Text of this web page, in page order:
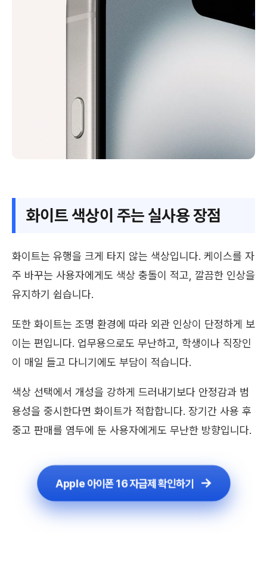
화이트 색상이 주는 실사용 장점
화이트는 유행을 크게 타지 않는 색상입니다. 케이스를 자
주 바꾸는 사용자에게도 색상 충돌이 적고, 깔끔한 인상을
유지하기 쉽습니다.
또한 화이트는 조명 환경에 따라 외관 인상이 단정하게 보
이는 편입니다. 업무용으로도 무난하고, 학생이나 직장인
이 매일 들고 다니기에도 부담이 적습니다.
색상 선택에서 개성을 강하게 드러내기보다 안정감과 범
용성을 중시한다면 화이트가 적합합니다. 장기간 사용 후
중고 판매를 염두에 둔 사용자에게도 무난한 방향입니다.
Apple 아이폰 16 자급제 확인하기